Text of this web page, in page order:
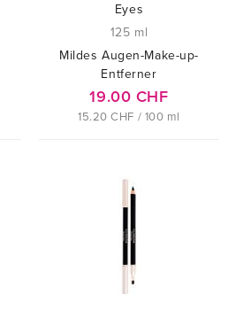
Eyes
125 ml
Mildes Augen-Make-up-
Entferner
19.00 CHF
15.20 CHF / 100 ml